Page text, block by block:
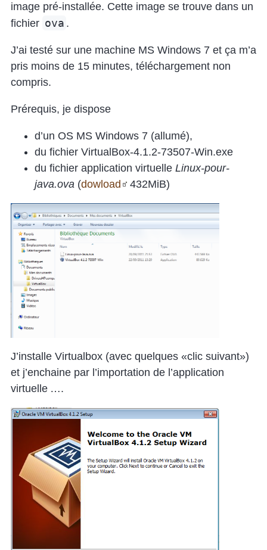
image pré-installée. Cette image se trouve dans un
fichier ova .
J’ai testé sur une machine MS Windows 7 et ça m’a
pris moins de 15 minutes, téléchargement non
compris.
Prérequis, je dispose
d’un OS MS Windows 7 (allumé),
du fichier VirtualBox-4.1.2-73507-Win.exe
du fichier application virtuelle Linux-pour-
java.ova (dowload 432MiB)
J’installe Virtualbox (avec quelques «clic suivant»)
et j’enchaine par l’importation de l’application
virtuelle ….